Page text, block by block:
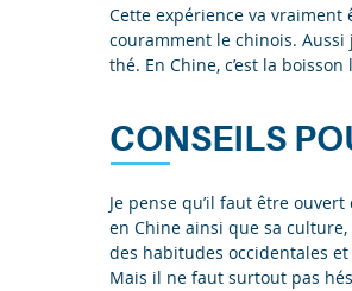
Cette expérience va
couramment le chinois.
thé. En Chine, c’est la
CONSEILS
Je pense qu’il faut être
en Chine ainsi que sa
des habitudes occidentales
Mais il ne faut surtout pas